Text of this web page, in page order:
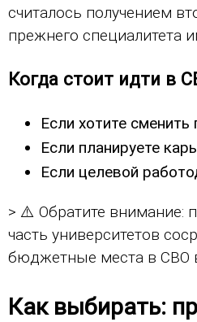
считалось получением
прежнего
Когда стоит идти в
Если хотите
Если планируете
Если целевой
> ⚠️ Обратите внимание:
часть университетов
бюджетные места в СВО
Как выбирать: